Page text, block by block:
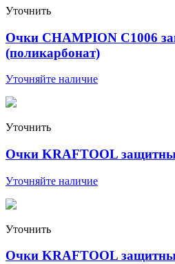
Уточнить
Очки CHAMPION С1006
(поликарбонат)
Уточняйте наличие
Уточнить
Очки KRAFTOOL
Уточняйте наличие
Уточнить
Очки KRAFTOOL